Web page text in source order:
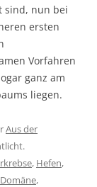
sind, nun bei
ersten
Vorfahren
ganz am
liegen.
Aus der
, Hefen,
,